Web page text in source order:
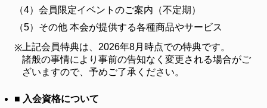
VIDEO
GALLERY
ギャラリー
CONTACT
お問い合わせ
（4） 会員限定イベントのご案内（不定期）
（5） その他 本会が提供する各種商品やサービス
※ 上記会員特典は、2026年8月時点での特典です。
諸般の事情により事前の告知なく変更される場合がご
ざいますので、予めご了承ください。
■ 入会資格について